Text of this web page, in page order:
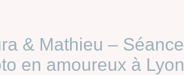
& Mathieu​ – Séance
en amoureux à Lyon